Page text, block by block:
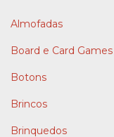
Almofadas
Board e Card Games
Botons
Brincos
Brinquedos